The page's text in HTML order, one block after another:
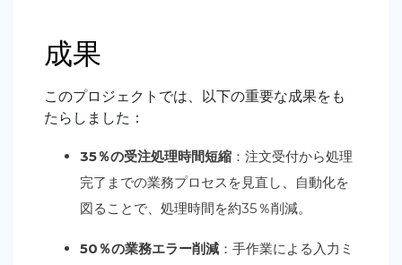
成果
このプロジェクトでは、以下の重要な成果をも
たらしました：
35％の受注処理時間短縮 ：注文受付から処理
完了までの業務プロセスを見直し、自動化を
図ることで、処理時間を約35 ％削減。
50 ％の業務エラー削減 ：手作業による入力ミ